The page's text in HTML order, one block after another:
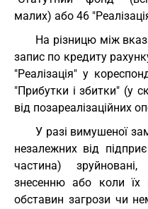
малих) або 46
На різницю між
запис по кредиту
"Реалізація" у
"Прибутки і збитки" (у
від позареалізаційних
У разі вимушеної
незалежних від
частина)
знесенню або коли їх
обставин загрози чи